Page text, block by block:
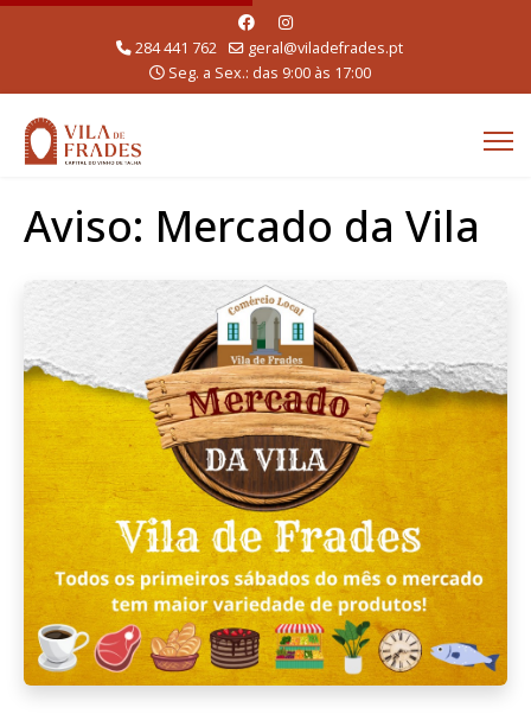
284 441 762
geral@viladefrades.pt
Seg. a Sex.: das 9:00 às 17:00
Aviso: Mercado da Vila